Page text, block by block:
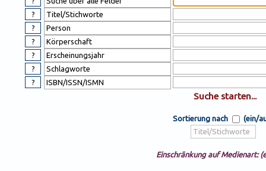
Sortierung nach (ein/
Einschränkung auf Medienart: